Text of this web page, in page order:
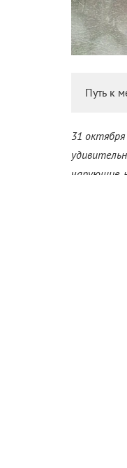
Путь к
31
чарующие,